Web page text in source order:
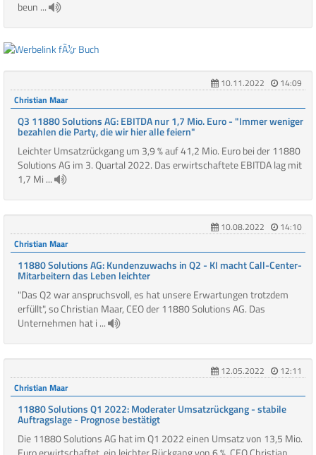
beun ...
10.11.2022
14:09
Christian Maar
Q3 11880 Solutions AG: EBITDA nur 1,7 Mio. Euro - "Immer weniger
bezahlen die Party, die wir hier alle feiern"
Leichter Umsatzrückgang um 3,9 % auf 41,2 Mio. Euro bei der 11880
Solutions AG im 3. Quartal 2022. Das erwirtschaftete EBITDA lag mit
1,7 Mi ...
10.08.2022
14:10
Christian Maar
11880 Solutions AG: Kundenzuwachs in Q2 - KI macht Call-Center-
Mitarbeitern das Leben leichter
"Das Q2 war anspruchsvoll, es hat unsere Erwartungen trotzdem
erfüllt", so Christian Maar, CEO der 11880 Solutions AG. Das
Unternehmen hat i ...
12.05.2022
12:11
Christian Maar
11880 Solutions Q1 2022: Moderater Umsatzrückgang - stabile
Auftragslage - Prognose bestätigt
Die 11880 Solutions AG hat im Q1 2022 einen Umsatz von 13,5 Mio.